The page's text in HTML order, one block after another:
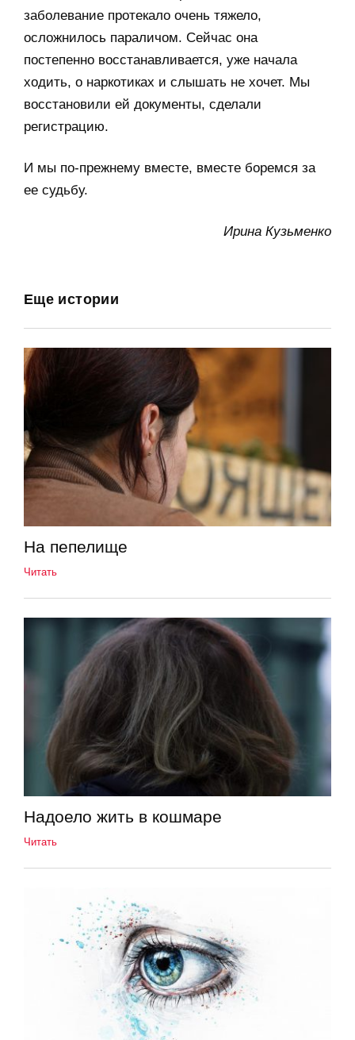
заболевание протекало очень тяжело,
осложнилось параличом. Сейчас она
постепенно восстанавливается, уже начала
ходить, о наркотиках и слышать не хочет. Мы
восстановили ей документы, сделали
регистрацию.
И мы по-прежнему вместе, вместе боремся за
ее судьбу.
Ирина Кузьменко
Еще истории
На пепелище
Читать
Надоело жить в кошмаре
Читать